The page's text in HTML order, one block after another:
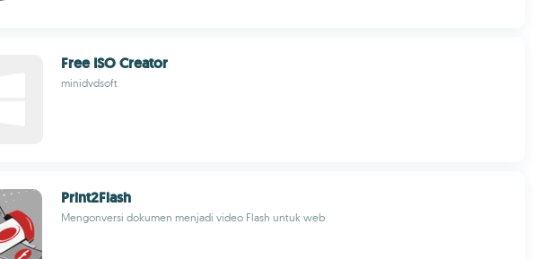
Free ISO Creator
minidvdsoft
Print2Flash
Mengonversi dokumen menjadi video Flash untuk web